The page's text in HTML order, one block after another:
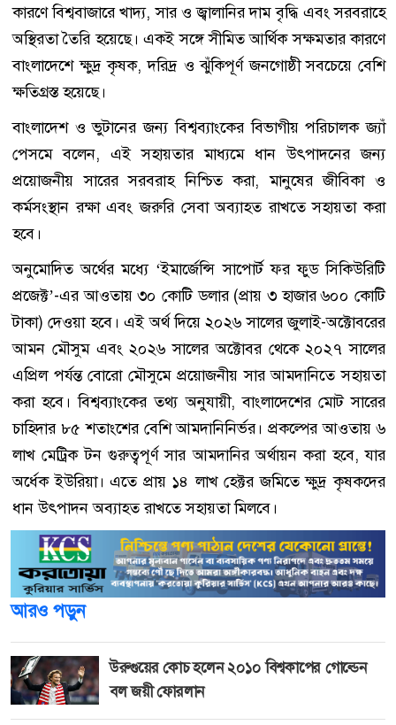
কারণে বিশ্ববাজারে খাদ্য, সার ও জ্বালানির দাম বৃদ্ধি এবং সরবরাহে
অস্থিরতা তৈরি হয়েছে। একই সঙ্গে সীমিত আর্থিক সক্ষমতার কারণে
বাংলাদেশে ক্ষুদ্র কৃষক, দরিদ্র ও ঝুঁকিপূর্ণ জনগোষ্ঠী সবচেয়ে বেশি
ক্ষতিগ্রস্ত হয়েছে।
বাংলাদেশ ও ভুটানের জন্য বিশ্বব্যাংকের বিভাগীয় পরিচালক জ্যাঁ
পেসমে বলেন, এই সহায়তার মাধ্যমে ধান উৎপাদনের জন্য
প্রয়োজনীয় সারের সরবরাহ নিশ্চিত করা, মানুষের জীবিকা ও
কর্মসংস্থান রক্ষা এবং জরুরি সেবা অব্যাহত রাখতে সহায়তা করা
হবে।
অনুমোদিত অর্থের মধ্যে ‘ইমার্জেন্সি সাপোর্ট ফর ফুড সিকিউরিটি
প্রজেক্ট’-এর আওতায় ৩০ কোটি ডলার (প্রায় ৩ হাজার ৬০০ কোটি
টাকা) দেওয়া হবে। এই অর্থ দিয়ে ২০২৬ সালের জুলাই-অক্টোবরের
আমন মৌসুম এবং ২০২৬ সালের অক্টোবর থেকে ২০২৭ সালের
এপ্রিল পর্যন্ত বোরো মৌসুমে প্রয়োজনীয় সার আমদানিতে সহায়তা
করা হবে। বিশ্বব্যাংকের তথ্য অনুযায়ী, বাংলাদেশের মোট সারের
চাহিদার ৮৫ শতাংশের বেশি আমদানিনির্ভর। প্রকল্পের আওতায় ৬
লাখ মেট্রিক টন গুরুত্বপূর্ণ সার আমদানির অর্থায়ন করা হবে, যার
অর্ধেক ইউরিয়া। এতে প্রায় ১৪ লাখ হেক্টর জমিতে ক্ষুদ্র কৃষকদের
ধান উৎপাদন অব্যাহত রাখতে সহায়তা মিলবে।
আরও পড়ুন
উরুগুয়ের কোচ হলেন ২০১০ বিশ্বকাপের গোল্ডেন
বল জয়ী ফোরলান